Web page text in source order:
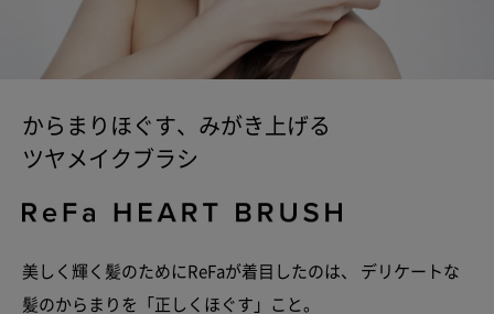
からまりほぐす、みがき上げる
ツヤメイクブラシ
美しく輝く髪のためにReFaが着目したのは、 デリケートな
髪のからまりを「正しくほぐす」こと。